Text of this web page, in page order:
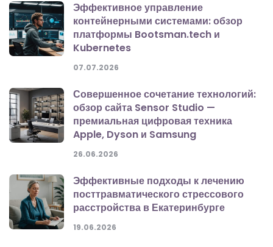
Эффективное управление
контейнерными системами: обзор
платформы Bootsman.tech и
Kubernetes
07.07.2026
Совершенное сочетание технологий:
обзор сайта Sensor Studio —
премиальная цифровая техника
Apple, Dyson и Samsung
26.06.2026
Эффективные подходы к лечению
посттравматического стрессового
расстройства в Екатеринбурге
19.06.2026